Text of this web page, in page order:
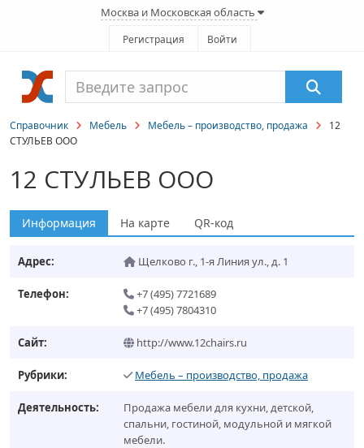
Москва и Московская область
Регистрация Войти
Справочник Мебель Мебель – производство, продажа
12
СТУЛЬЕВ ООО
12 СТУЛЬЕВ ООО
Информация На карте QR-код
Адрес: Щелково г., 1-я Линия ул., д. 1
Телефон:
+7 (495) 7721689
+7 (495) 7804310
Сайт: http://www.12chairs.ru
Рубрики: Мебель – производство, продажа
Деятельность:
Продажа мебели для кухни, детской,
спальни, гостиной, модульной и мягкой
мебели.